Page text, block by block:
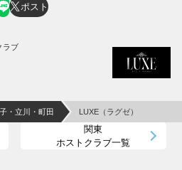
ポスト
ラブ
・立川・町田 LUXE（ラグゼ）
関東
ホストクラブ一覧